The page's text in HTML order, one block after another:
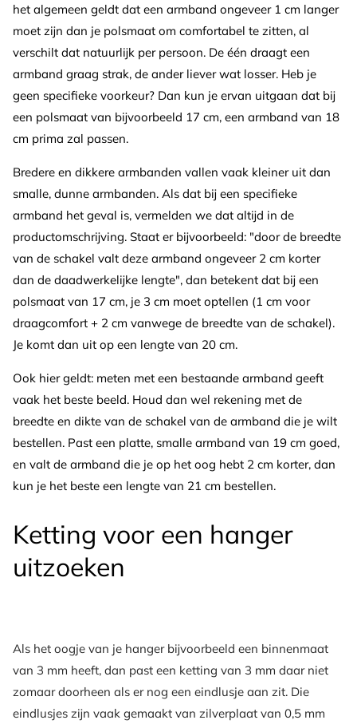
het algemeen geldt dat een armband ongeveer 1 cm langer
moet zijn dan je polsmaat om comfortabel te zitten, al
verschilt dat natuurlijk per persoon. De één draagt een
armband graag strak, de ander liever wat losser. Heb je
geen specifieke voorkeur? Dan kun je ervan uitgaan dat bij
een polsmaat van bijvoorbeeld 17 cm, een armband van 18
cm prima zal passen.
Bredere en dikkere armbanden vallen vaak kleiner uit dan
smalle, dunne armbanden. Als dat bij een specifieke
armband het geval is, vermelden we dat altijd in de
productomschrijving. Staat er bijvoorbeeld: "door de breedte
van de schakel valt deze armband ongeveer 2 cm korter
dan de daadwerkelijke lengte", dan betekent dat bij een
polsmaat van 17 cm, je 3 cm moet optellen (1 cm voor
draagcomfort + 2 cm vanwege de breedte van de schakel).
Je komt dan uit op een lengte van 20 cm.
Ook hier geldt: meten met een bestaande armband geeft
vaak het beste beeld. Houd dan wel rekening met de
breedte en dikte van de schakel van de armband die je wilt
bestellen. Past een platte, smalle armband van 19 cm goed,
en valt de armband die je op het oog hebt 2 cm korter, dan
kun je het beste een lengte van 21 cm bestellen.
Ketting voor een hanger
uitzoeken
Als het oogje van je hanger bijvoorbeeld een binnenmaat
van 3 mm heeft, dan past een ketting van 3 mm daar niet
zomaar doorheen als er nog een eindlusje aan zit. Die
eindlusjes zijn vaak gemaakt van zilverplaat van 0,5 mm